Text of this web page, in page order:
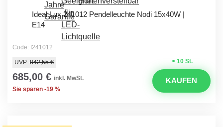
Ideal Lux 241012 Pendelleuchte Nodi 15x40W |
E14
Code: I241012
> 10 St.
UVP: 842,55 €
685,00 € inkl. MwSt.
Sie sparen -19 %
KAUFEN